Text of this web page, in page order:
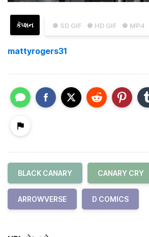
● SD GIF ● HD GIF ● MP4
કૅપ્શન
mattyrogers31
BLACK CANARY CANARY CRY
ARROWVERSE D COMICS